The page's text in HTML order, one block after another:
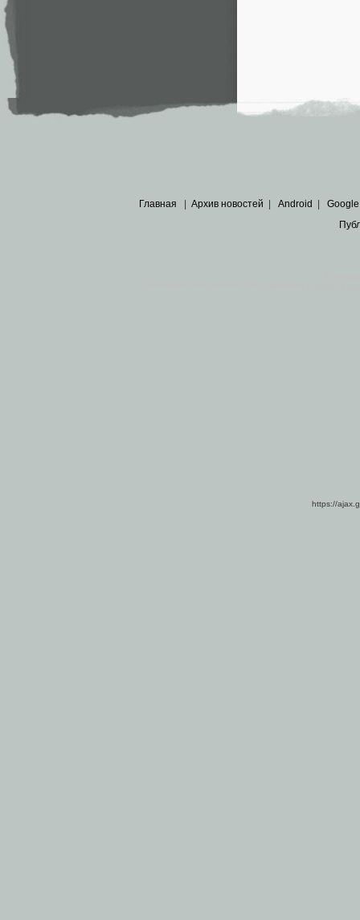
Главная Архив новостей Android Google
https://